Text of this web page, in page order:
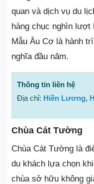
quan và dịch vụ du
hàng chục nghìn lượt
Mẫu Âu Cơ là hành
nghĩa đầu năm.
Thông tin liên hệ
Địa chỉ: Hiền Lương,
Chùa Cát Tường
Chùa Cát Tường là
du khách lựa chọn
chùa sở hữu không